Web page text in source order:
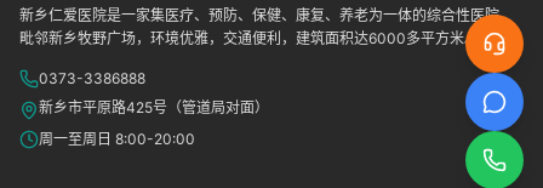
新乡仁爱医院是一家集医疗、预防、保健、康复、养老为一体的综合性医院，
毗邻新乡牧野广场，环境优雅，交通便利，建筑面积达6000多平方米。
0373-3386888
新乡市平原路425号（管道局对面）
周一至周日 8:00-20:00